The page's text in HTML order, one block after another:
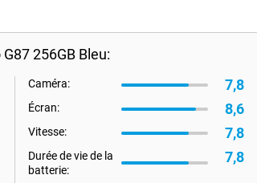
256GB Bleu:
Caméra: 7,8
Écran: 8,6
Vitesse: 7,8
Durée de vie de la
batterie:
7,8